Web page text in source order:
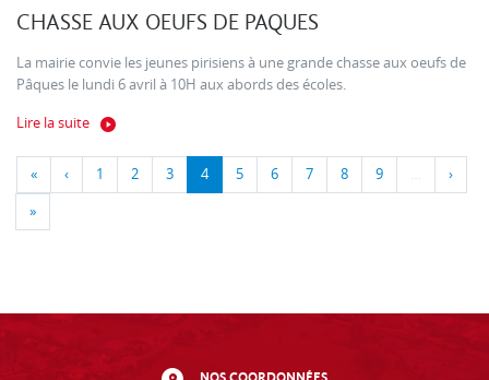
CHASSE AUX OEUFS DE PAQUES
La mairie convie les jeunes pirisiens à une grande chasse aux oeufs de
Pâques le lundi 6 avril à 10H aux abords des écoles.
Lire la suite
« ‹ 1 2 3 4 5 6 7 8 9 … ›
»